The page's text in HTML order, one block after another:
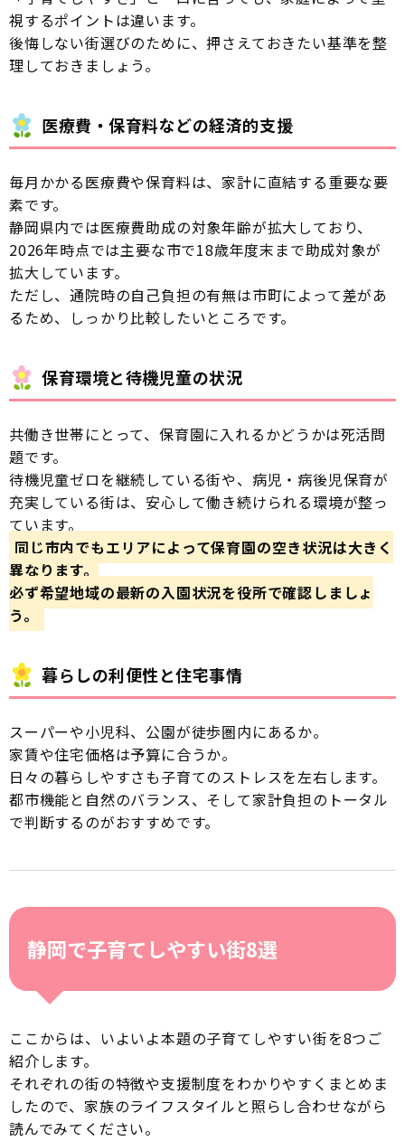
視するポイントは違います。
後悔しない街選びのために、押さえておきたい基準を整
理しておきましょう。
医療費・保育料などの経済的支援
毎月かかる医療費や保育料は、家計に直結する重要な要
素です。
静岡県内では医療費助成の対象年齢が拡大しており、
2026年時点では主要な市で18歳年度末まで助成対象が
拡大しています。
ただし、通院時の自己負担の有無は市町によって差があ
るため、しっかり比較したいところです。
保育環境と待機児童の状況
共働き世帯にとって、保育園に入れるかどうかは死活問
題です。
待機児童ゼロを継続している街や、病児・病後児保育が
充実している街は、安心して働き続けられる環境が整っ
ています。
同じ市内でもエリアによって保育園の空き状況は大きく
異なります。
必ず希望地域の最新の入園状況を役所で確認しましょ
う。
暮らしの利便性と住宅事情
スーパーや小児科、公園が徒歩圏内にあるか。
家賃や住宅価格は予算に合うか。
日々の暮らしやすさも子育てのストレスを左右します。
都市機能と自然のバランス、そして家計負担のトータル
で判断するのがおすすめです。
静岡で子育てしやすい街8選
ここからは、いよいよ本題の子育てしやすい街を8つご
紹介します。
それぞれの街の特徴や支援制度をわかりやすくまとめま
したので、家族のライフスタイルと照らし合わせながら
読んでみてください。